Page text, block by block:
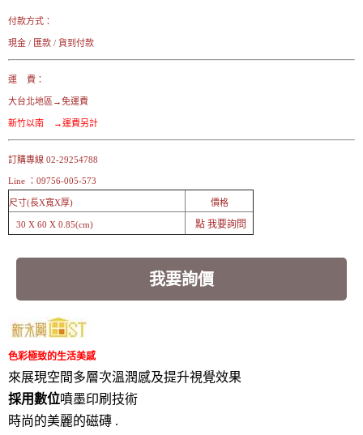
付款方式：
現金 / 匯款 / 貨到付款
運 費：
大台北地區→免運費
新竹以南 →運費另計
訂購專線 02-29254788
Line ：09756-005-573
尺寸(長X寬X厚) 價格
30 X 60 X 0.85(cm) 點 我要詢問
我要詢價
色彩極致的生活美感
來展現空間多層次溫潤感及提升視覺效果
採用數位噴墨印刷技術
時尚的美麗的磁磚 .